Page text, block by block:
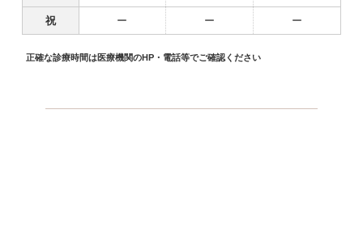
祝 ー ー ー
正確な診療時間は医療機関のHP・電話等でご確認ください